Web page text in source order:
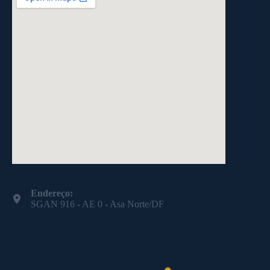
Endereço:
SGAN 916 - AE 0 - Asa Norte/DF